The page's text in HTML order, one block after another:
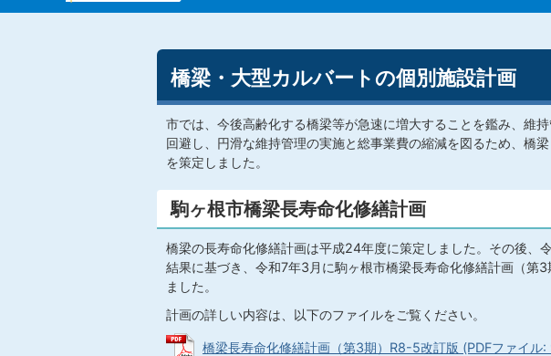
橋梁・大型カルバートの個別施設計画
市では、今後高齢化する橋梁等が急速に増大することを鑑み、維
回避し、円滑な維持管理の実施と総事業費の縮減を図るため、橋
を策定しました。
駒ヶ根市橋梁長寿命化修繕計画
橋梁の長寿命化修繕計画は平成24年度に策定しました。その後、
結果に基づき、令和7年3月に駒ヶ根市橋梁長寿命化修繕計画（第
ました。
計画の詳しい内容は、以下のファイルをご覧ください。
橋梁長寿命化修繕計画（第3期）R8-5改訂版 (PDFファイル